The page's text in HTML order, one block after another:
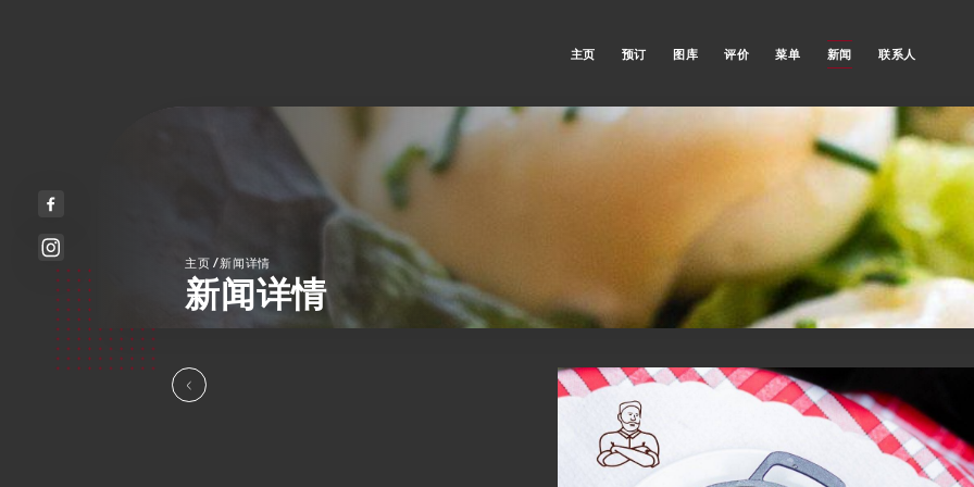
主页 预订 图库 评价 菜单 新闻 联系人
主页/新闻详情
新闻详情